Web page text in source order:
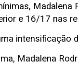
Madalena
e 16/17 nas
intensificação
Madalena